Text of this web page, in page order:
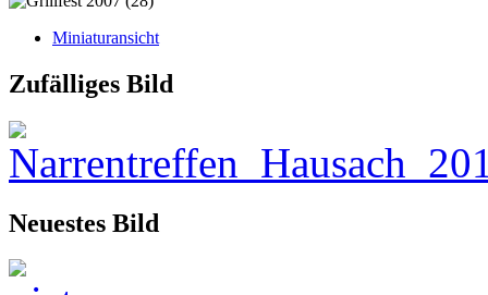
Miniaturansicht
Zufälliges Bild
Neuestes Bild